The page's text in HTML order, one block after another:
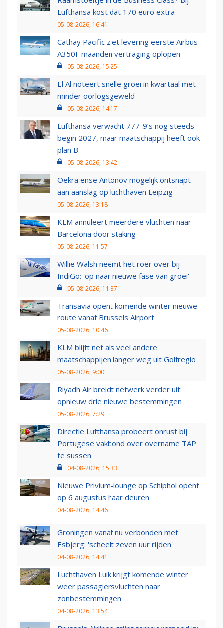
Lufthansa kost dat 170 euro extra
05-08-2026, 16:41
Cathay Pacific ziet levering eerste Airbus
A350F maanden vertraging oplopen
05-08-2026, 15:25
El Al noteert snelle groei in kwartaal met
minder oorlogsgeweld
05-08-2026, 14:17
Lufthansa verwacht 777-9’s nog steeds
begin 2027, maar maatschappij heeft ook
plan B
05-08-2026, 13:42
Oekraïense Antonov mogelijk ontsnapt
aan aanslag op luchthaven Leipzig
05-08-2026, 13:18
KLM annuleert meerdere vluchten naar
Barcelona door staking
05-08-2026, 11:57
Willie Walsh neemt het roer over bij
IndiGo: 'op naar nieuwe fase van groei'
05-08-2026, 11:37
Transavia opent komende winter nieuwe
route vanaf Brussels Airport
05-08-2026, 10:46
KLM blijft net als veel andere
maatschappijen langer weg uit Golfregio
05-08-2026, 9:00
Riyadh Air breidt netwerk verder uit:
opnieuw drie nieuwe bestemmingen
05-08-2026, 7:29
Directie Lufthansa probeert onrust bij
Portugese vakbond over overname TAP
te sussen
04-08-2026, 15:33
Nieuwe Privium-lounge op Schiphol opent
op 6 augustus haar deuren
04-08-2026, 14:46
Groningen vanaf nu verbonden met
Esbjerg: 'scheelt zeven uur rijden'
04-08-2026, 14:41
Luchthaven Luik krijgt komende winter
weer passagiersvluchten naar
zonbestemmingen
04-08-2026, 13:54